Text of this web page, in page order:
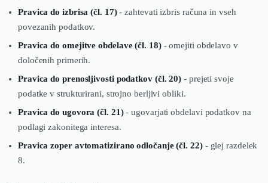
Pravica do izbrisa (čl. 17)- zahtevati izbris računa in vseh
povezanih podatkov.
Pravica do omejitve obdelave (čl. 18)- omejiti obdelavo v
določenih primerih.
Pravica do prenosljivosti podatkov (čl. 20) - prejeti svoje
podatke v strukturirani, strojno berljivi obliki.
Pravica do ugovora (čl. 21)- ugovarjati obdelavi podatkov na
podlagi zakonitega interesa.
Pravica zoper avtomatizirano odločanje (čl. 22)- glej razdelek
8.